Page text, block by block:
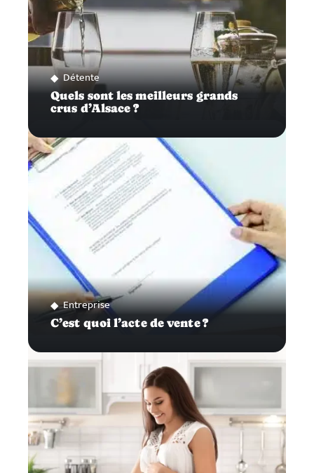
Détente
Quels sont les meilleurs grands
crus d’Alsace ?
Entreprise
C’est quoi l’acte de vente ?